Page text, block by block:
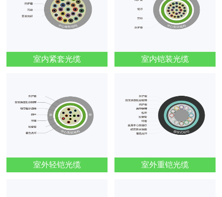
室内紧套光缆 室内铠装光缆
室外轻铠光缆 室外重铠光缆